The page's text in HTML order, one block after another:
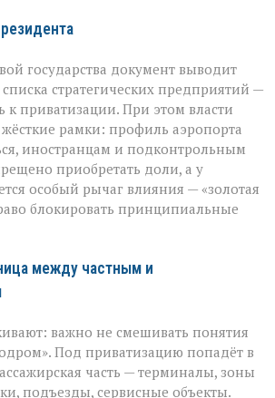
государства документ выводит
стратегических предприятий —
к приватизации. При этом власти
рамки: профиль аэропорта
иностранцам и подконтрольным
приобретать доли, а у
особый рычаг влияния — «золотая
блокировать принципиальные
между частным и
важно не смешивать понятия
Под приватизацию попадёт в
часть — терминалы, зоны
подъезды, сервисные объекты.